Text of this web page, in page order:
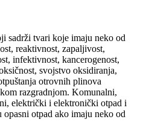
sadrži tvari koje imaju neko od
reaktivnost, zapaljivost,
infektivnost, kancerogenost,
svojstvo oksidiranja,
otrovnih plinova
razgradnjom. Komunalni,
električki i elektronički otpad i
opasni otpad ako imaju neko od